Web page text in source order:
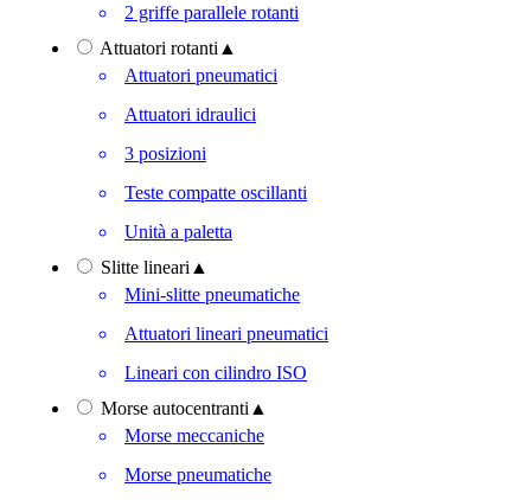
2 griffe parallele rotanti
Attuatori rotanti ▲
Attuatori pneumatici
Attuatori idraulici
3 posizioni
Teste compatte oscillanti
Unità a paletta
Slitte lineari ▲
Mini-slitte pneumatiche
Attuatori lineari pneumatici
Lineari con cilindro ISO
Morse autocentranti ▲
Morse meccaniche
Morse pneumatiche